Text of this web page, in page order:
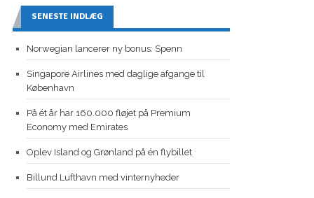
SENESTE INDLÆG
Norwegian lancerer ny bonus: Spenn
Singapore Airlines med daglige afgange til
København
På ét år har 160.000 fløjet på Premium
Economy med Emirates
Oplev Island og Grønland på én flybillet
Billund Lufthavn med vinternyheder